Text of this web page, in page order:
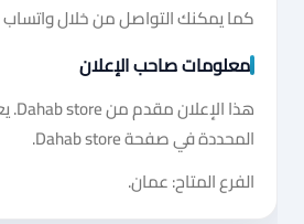
كما يمكنك التواصل من خلال واتساب
معلومات صاحب الإعلان
المحددة في صفحة Dahab store.
الفرع المتاح: عمان.